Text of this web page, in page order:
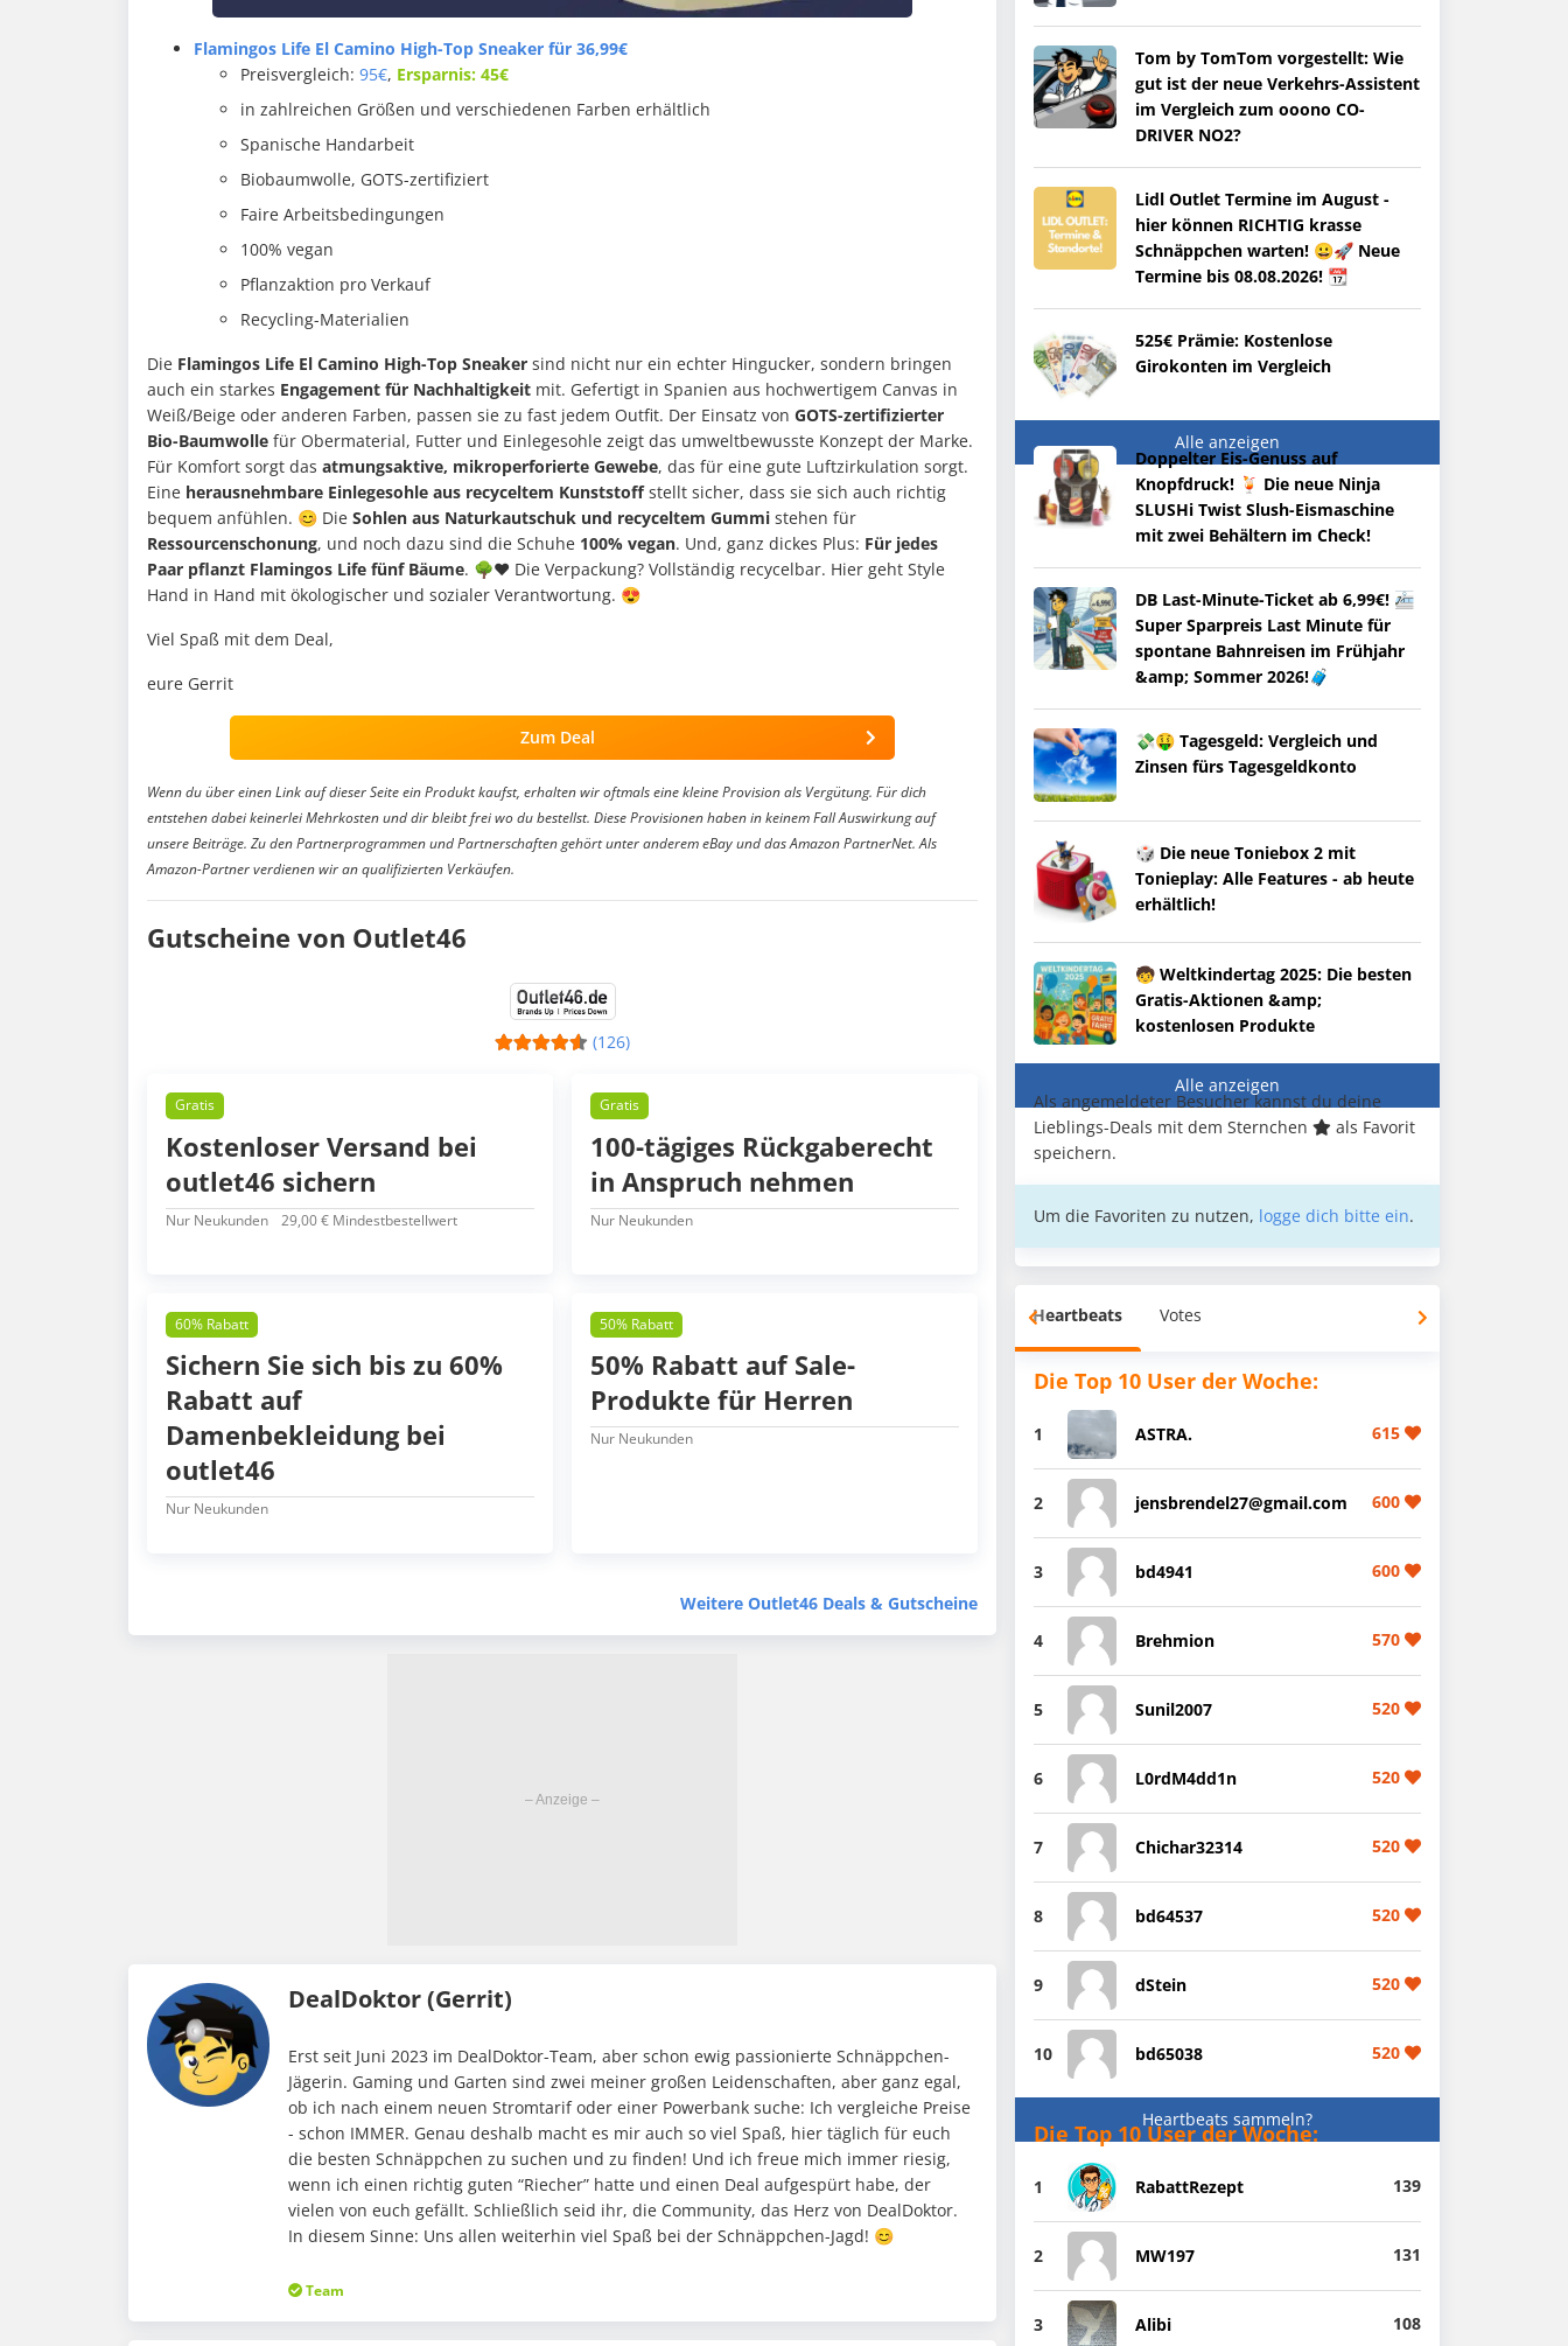
Flamingos Life El Camino High-Top Sneaker für 36,99€
Preisvergleich: 95€, Ersparnis: 45€
in zahlreichen Größen und verschiedenen Farben erhältlich
Spanische Handarbeit
Biobaumwolle, GOTS-zertifiziert
Faire Arbeitsbedingungen
100% vegan
Pflanzaktion pro Verkauf
Recycling-Materialien
Die Flamingos Life El Camino High-Top Sneaker sind nicht nur ein echter Hingucker, sondern bringen
auch ein starkes Engagement für Nachhaltigkeit mit. Gefertigt in Spanien aus hochwertigem Canvas in
Weiß/Beige oder anderen Farben, passen sie zu fast jedem Outfit. Der Einsatz von GOTS-zertifizierter
Bio-Baumwolle für Obermaterial, Futter und Einlegesohle zeigt das umweltbewusste Konzept der Marke.
Für Komfort sorgt das atmungsaktive, mikroperforierte Gewebe, das für eine gute Luftzirkulation sorgt.
Eine herausnehmbare Einlegesohle aus recyceltem Kunststoffstellt sicher, dass sie sich auch richtig
bequem anfühlen. 😊 Die Sohlen aus Naturkautschuk und recyceltem Gummi stehen für
Ressourcenschonung, und noch dazu sind die Schuhe 100% vegan. Und, ganz dickes Plus: Für jedes
Paar pflanzt Flamingos Life fünf Bäume. 🌳♥️ Die Verpackung? Vollständig recycelbar. Hier geht Style
Hand in Hand mit ökologischer und sozialer Verantwortung. 😍
Viel Spaß mit dem Deal,
eure Gerrit
Zum Deal
Wenn du über einen Link auf dieser Seite ein Produkt kaufst, erhalten wir oftmals eine kleine Provision als Vergütung. Für dich
entstehen dabei keinerlei Mehrkosten und dir bleibt frei wo du bestellst. Diese Provisionen haben in keinem Fall Auswirkung auf
unsere Beiträge. Zu den Partnerprogrammen und Partnerschaften gehört unter anderem eBay und das Amazon PartnerNet. Als
Amazon-Partner verdienen wir an qualifizierten Verkäufen.
Gutscheine von Outlet46
(126)
Gratis
Kostenloser Versand bei
outlet46 sichern
Nur Neukunden 29,00 € Mindestbestellwert
Gratis
100-tägiges Rückgaberecht
in Anspruch nehmen
Nur Neukunden
60% Rabatt
Sichern Sie sich bis zu 60%
Rabatt auf
Damenbekleidung bei
outlet46
Nur Neukunden
50% Rabatt
50% Rabatt auf Sale-
Produkte für Herren
Nur Neukunden
Weitere Outlet46 Deals & Gutscheine
DealDoktor (Gerrit)
Erst seit Juni 2023 im DealDoktor-Team, aber schon ewig passionierte Schnäppchen-
Jägerin. Gaming und Garten sind zwei meiner großen Leidenschaften, aber ganz egal,
ob ich nach einem neuen Stromtarif oder einer Powerbank suche: Ich vergleiche Preise
- schon IMMER. Genau deshalb macht es mir auch so viel Spaß, hier täglich für euch
die besten Schnäppchen zu suchen und zu finden! Und ich freue mich immer riesig,
wenn ich einen richtig guten “Riecher” hatte und einen Deal aufgespürt habe, der
vielen von euch gefällt. Schließlich seid ihr, die Community, das Herz von DealDoktor.
In diesem Sinne: Uns allen weiterhin viel Spaß bei der Schnäppchen-Jagd! 😊
Team
Tom by TomTom vorgestellt: Wie
gut ist der neue Verkehrs-Assistent
im Vergleich zum ooono CO-
DRIVER NO2?
Lidl Outlet Termine im August -
hier können RICHTIG krasse
Schnäppchen warten! 😀🚀 Neue
Termine bis 08.08.2026! 📆
525€ Prämie: Kostenlose
Girokonten im Vergleich
Alle anzeigen
Doppelter Eis-Genuss auf
Knopfdruck! 🍹 Die neue Ninja
SLUSHi Twist Slush-Eismaschine
mit zwei Behältern im Check!
DB Last-Minute-Ticket ab 6,99€! 🚈
Super Sparpreis Last Minute für
spontane Bahnreisen im Frühjahr
&amp; Sommer 2026!🧳
💸🤑 Tagesgeld: Vergleich und
Zinsen fürs Tagesgeldkonto
🎲 Die neue Toniebox 2 mit
Tonieplay: Alle Features - ab heute
erhältlich!
🧒 Weltkindertag 2025: Die besten
Gratis-Aktionen &amp;
kostenlosen Produkte
Alle anzeigen
Als angemeldeter Besucher kannst du deine
Lieblings-Deals mit dem Sternchen
als Favorit
speichern.
Um die Favoriten zu nutzen, logge dich bitte ein.
Heartbeats Votes
Die Top 10 User der Woche:
1 ASTRA. 615
2 jensbrendel27@gmail.com 600
3 bd4941 600
4 Brehmion 570
5 Sunil2007 520
6 L0rdM4dd1n 520
7 Chichar32314 520
8 bd64537 520
9 dStein 520
10 bd65038 520
Heartbeats sammeln?
Die Top 10 User der Woche:
1 RabattRezept 139
2 MW197 131
3 Alibi 108